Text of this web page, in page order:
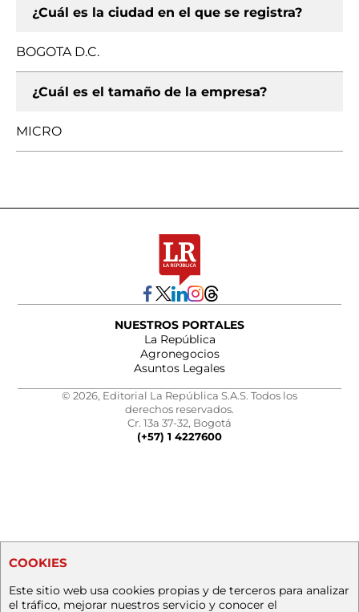
¿Cuál es la ciudad en el que se registra?
BOGOTA D.C.
¿Cuál es el tamaño de la empresa?
MICRO
NUESTROS PORTALES
La República
Agronegocios
Asuntos Legales
© 2026, Editorial La República S.A.S. Todos los
derechos reservados.
Cr. 13a 37-32, Bogotá
(+57) 1 4227600
COOKIES
Este sitio web usa cookies propias y de terceros para analizar
el tráfico, mejorar nuestros servicio y conocer el